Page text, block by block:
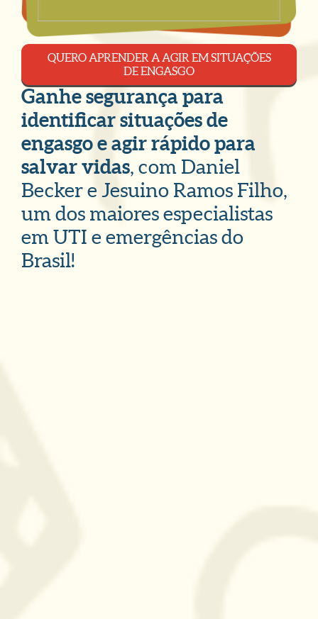
QUERO APRENDER A AGIR EM SITUAÇÕES
DE ENGASGO
Ganhe segurança para
identificar situações de
engasgo e agir rápido para
salvar vidas, com Daniel
Becker e Jesuino Ramos Filho,
um dos maiores especialistas
em UTI e emergências do
Brasil!